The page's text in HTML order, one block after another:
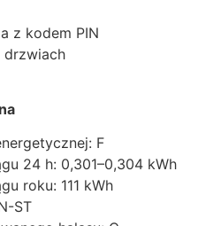
z kodem PIN
drzwiach
F
24 h: 0,301–0,304 kWh
roku: 111 kWh
ST